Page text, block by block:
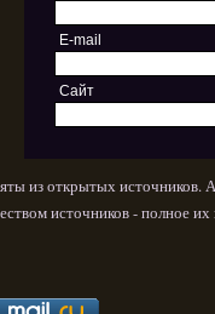
E-mail
Сайт
из открытых
источников - полное